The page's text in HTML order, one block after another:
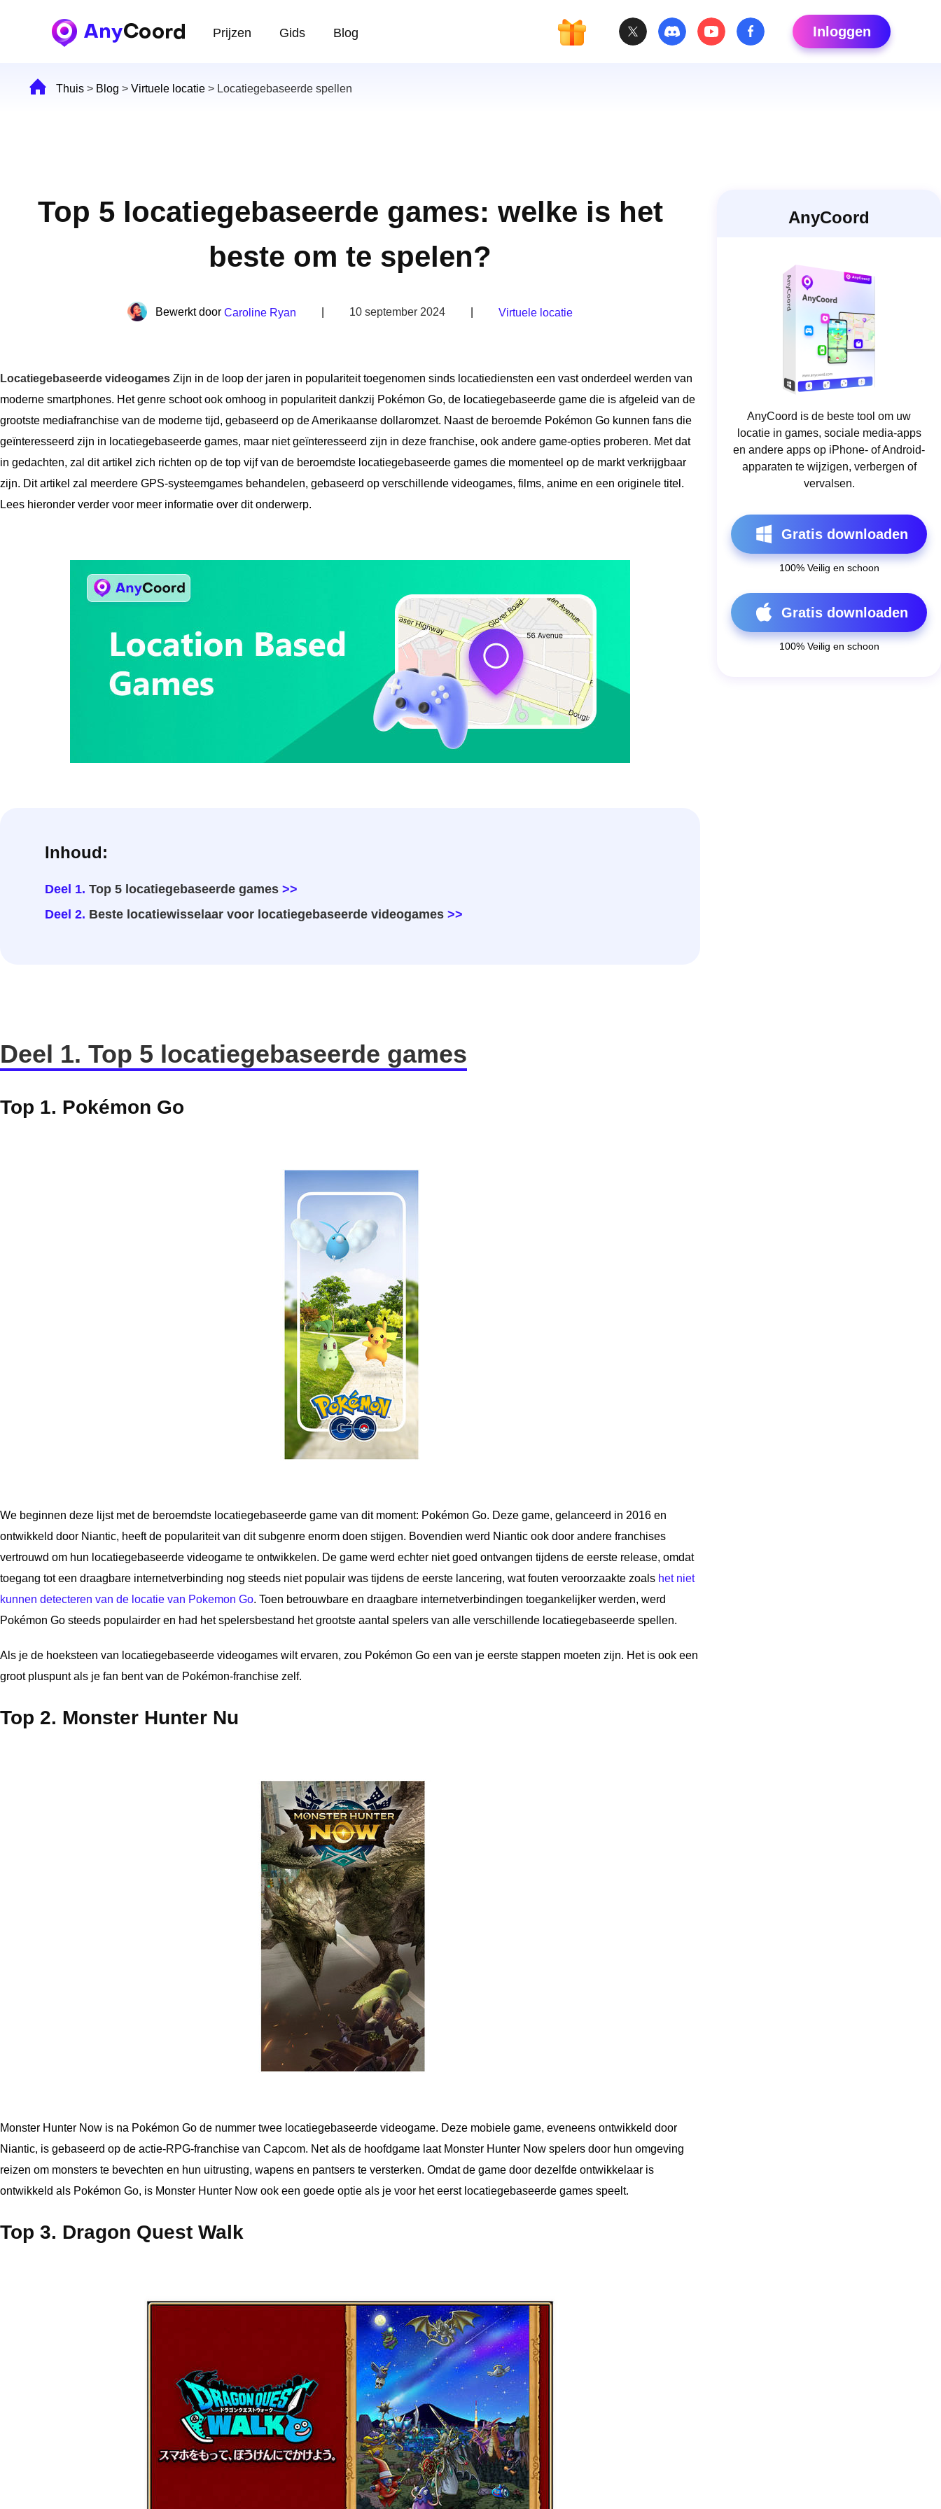
Prijzen Gids Blog Inloggen
Thuis > Blog > Virtuele locatie > Locatiegebaseerde spellen
Top 5 locatiegebaseerde games: welke is het
beste om te spelen?
Bewerkt door Caroline Ryan 10 september 2024 Virtuele locatie
Locatiegebaseerde videogames Zijn in de loop der jaren in populariteit toegenomen sinds locatiediensten een vast onderdeel werden van
moderne smartphones. Het genre schoot ook omhoog in populariteit dankzij Pokémon Go, de locatiegebaseerde game die is afgeleid van de
grootste mediafranchise van de moderne tijd, gebaseerd op de Amerikaanse dollaromzet. Naast de beroemde Pokémon Go kunnen fans die
geïnteresseerd zijn in locatiegebaseerde games, maar niet geïnteresseerd zijn in deze franchise, ook andere game-opties proberen. Met dat
in gedachten, zal dit artikel zich richten op de top vijf van de beroemdste locatiegebaseerde games die momenteel op de markt verkrijgbaar
zijn. Dit artikel zal meerdere GPS-systeemgames behandelen, gebaseerd op verschillende videogames, films, anime en een originele titel.
Lees hieronder verder voor meer informatie over dit onderwerp.
Inhoud:
Deel 1. Top 5 locatiegebaseerde games >>
Deel 2. Beste locatiewisselaar voor locatiegebaseerde videogames >>
Deel 1. Top 5 locatiegebaseerde games
Top 1. Pokémon Go
We beginnen deze lijst met de beroemdste locatiegebaseerde game van dit moment: Pokémon Go. Deze game, gelanceerd in 2016 en
ontwikkeld door Niantic, heeft de populariteit van dit subgenre enorm doen stijgen. Bovendien werd Niantic ook door andere franchises
vertrouwd om hun locatiegebaseerde videogame te ontwikkelen. De game werd echter niet goed ontvangen tijdens de eerste release, omdat
toegang tot een draagbare internetverbinding nog steeds niet populair was tijdens de eerste lancering, wat fouten veroorzaakte zoals het niet
kunnen detecteren van de locatie van Pokemon Go. Toen betrouwbare en draagbare internetverbindingen toegankelijker werden, werd
Pokémon Go steeds populairder en had het spelersbestand het grootste aantal spelers van alle verschillende locatiegebaseerde spellen.
Als je de hoeksteen van locatiegebaseerde videogames wilt ervaren, zou Pokémon Go een van je eerste stappen moeten zijn. Het is ook een
groot pluspunt als je fan bent van de Pokémon-franchise zelf.
Top 2. Monster Hunter Nu
Monster Hunter Now is na Pokémon Go de nummer twee locatiegebaseerde videogame. Deze mobiele game, eveneens ontwikkeld door
Niantic, is gebaseerd op de actie-RPG-franchise van Capcom. Net als de hoofdgame laat Monster Hunter Now spelers door hun omgeving
reizen om monsters te bevechten en hun uitrusting, wapens en pantsers te versterken. Omdat de game door dezelfde ontwikkelaar is
ontwikkeld als Pokémon Go, is Monster Hunter Now ook een goede optie als je voor het eerst locatiegebaseerde games speelt.
Top 3. Dragon Quest Walk
AnyCoord
AnyCoord is de beste tool om uw
locatie in games, sociale media-apps
en andere apps op iPhone- of Android-
apparaten te wijzigen, verbergen of
vervalsen.
Gratis downloaden
100% Veilig en schoon
Gratis downloaden
100% Veilig en schoon